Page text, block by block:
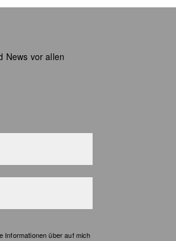
News vor allen
Informationen über auf mich